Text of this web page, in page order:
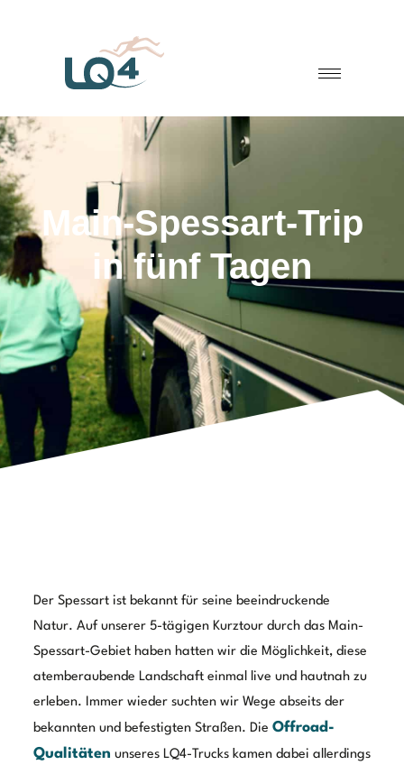
Main-Spessart-Trip
in fünf Tagen
Der Spessart ist bekannt für seine beeindruckende
Natur. Auf unserer 5-tägigen Kurztour durch das Main-
Spessart-Gebiet haben hatten wir die Möglichkeit, diese
atemberaubende Landschaft einmal live und hautnah zu
erleben. Immer wieder suchten wir Wege abseits der
bekannten und befestigten Straßen. Die Offroad-
Qualitäten unseres LQ4-Trucks kamen dabei allerdings